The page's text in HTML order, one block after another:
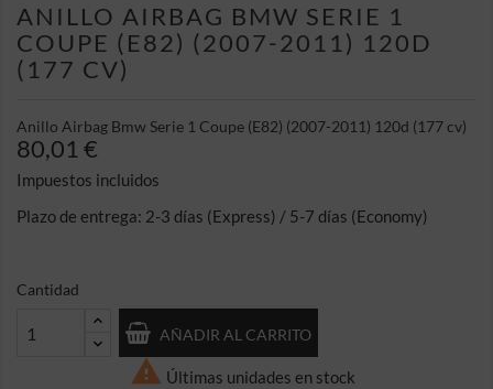
ANILLO AIRBAG BMW SERIE 1
COUPE (E82) (2007-2011) 120D
(177 CV)
Anillo Airbag Bmw Serie 1 Coupe (E82) (2007-2011) 120d (177 cv)
80,01 €
Impuestos incluidos
Plazo de entrega: 2-3 días (Express) / 5-7 días (Economy)
Cantidad
AÑADIR AL CARRITO
 Últimas unidades en stock